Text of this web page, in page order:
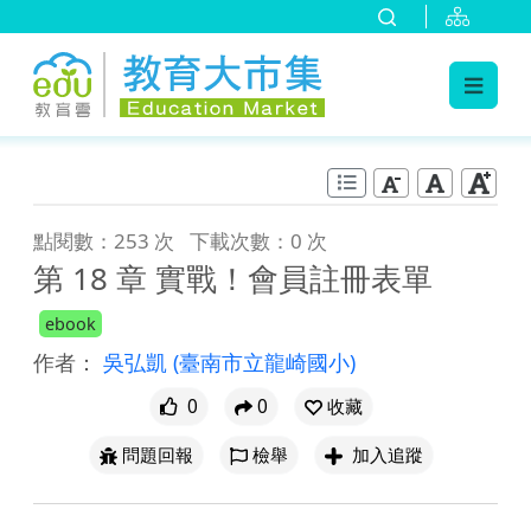
點閱數：253 次 下載次數：0 次
第 18 章 實戰！會員註冊表單
ebook
作者： 吳弘凱 (臺南市立龍崎國小)
0 0
收藏
問題回報
檢舉 加入追蹤